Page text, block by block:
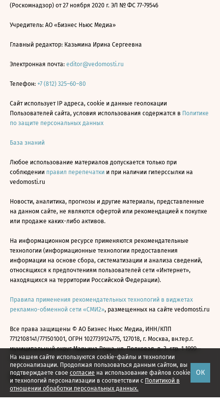
На нашем сайте используются cookie-файлы и технологии
персонализации. Продолжая пользоваться данным сайтом, вы
подтверждаете свое согласие на использование файлов cookie
и технологий персонализации в соответствии с Политикой в
отношении обработки персональных данных.
ОК
(Роскомнадзор) от 27 ноября 2020 г. ЭЛ № ФС 77-79546
Учредитель: АО «Бизнес Ньюс Медиа»
Главный редактор: Казьмина Ирина Сергеевна
Электронная почта: editor@vedomosti.ru
Телефон: +7 (812) 325–60–80
Сайт использует IP адреса, cookie и данные геолокации
Пользователей сайта, условия использования содержатся в Политике
по защите персональных данных
База знаний
Любое использование материалов допускается только при
соблюдении правил перепечатки и при наличии гиперссылки на
vedomosti.ru
Новости, аналитика, прогнозы и другие материалы, представленные
на данном сайте, не являются офертой или рекомендацией к покупке
или продаже каких-либо активов.
На информационном ресурсе применяются рекомендательные
технологии (информационные технологии предоставления
информации на основе сбора, систематизации и анализа сведений,
относящихся к предпочтениям пользователей сети «Интернет»,
находящихся на территории Российской Федерации).
Правила применения рекомендательных технологий в виджетах
рекламно-обменной сети «СМИ2», размещенных на сайте vedomosti.ru
Все права защищены © АО Бизнес Ньюс Медиа, ИНН/КПП
7712108141/771501001, ОГРН 1027739124775, 127018, г. Москва, вн.тер.г.
муниципальный округ Марьина Роща, ул. Полковая, д. 3, стр. 1 1999—
2026